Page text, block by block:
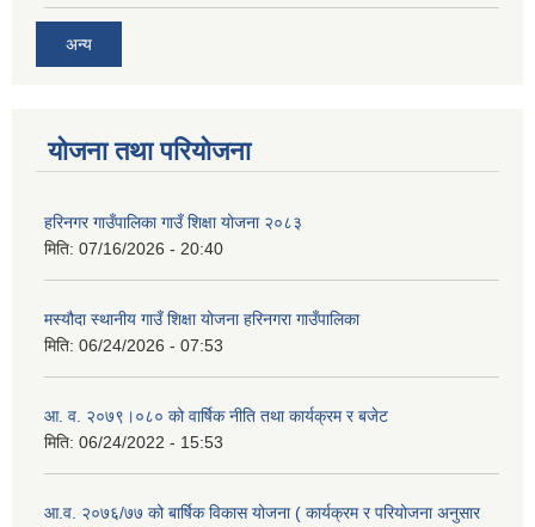
अन्य
योजना तथा परियोजना
हरिनगर गाउँपालिका गाउँ शिक्षा योजना २०८३
मिति: 07/16/2026 - 20:40
मस्यौदा स्थानीय गाउँ शिक्षा योजना हरिनगरा गाउँपालिका
मिति: 06/24/2026 - 07:53
आ. व. २०७९।०८० को वार्षिक नीति तथा कार्यक्रम र बजेट
मिति: 06/24/2022 - 15:53
आ.व. २०७६/७७ को बार्षिक विकास योजना ( कार्यक्रम र परियोजना अनुसार